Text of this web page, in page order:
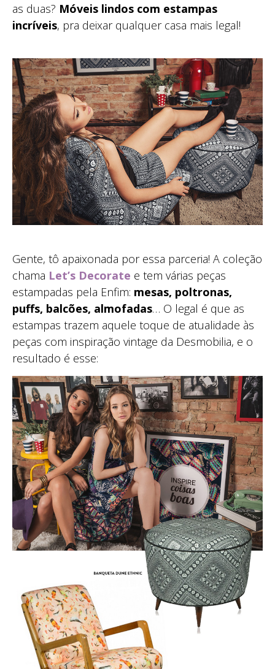
as duas? Móveis lindos com estampas
incríveis, pra deixar qualquer casa mais legal!
Gente, tô apaixonada por essa parceria! A coleção
chama Let’s Decorate e tem várias peças
estampadas pela Enfim: mesas, poltronas,
puffs, balcões, almofadas… O legal é que as
estampas trazem aquele toque de atualidade às
peças com inspiração vintage da Desmobilia, e o
resultado é esse: